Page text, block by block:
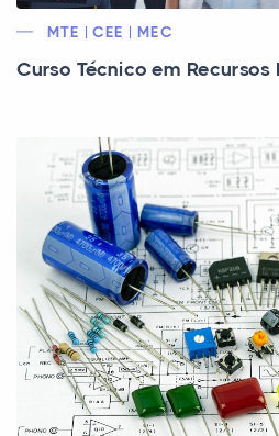
MTE | CEE | MEC
Curso Técnico em Recursos